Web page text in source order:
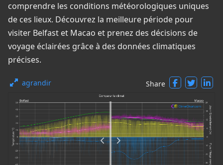
comprendre les conditions météorologiques uniques
de ces lieux. Découvrez la meilleure période pour
visiter Belfast et Macao et prenez des décisions de
voyage éclairées grâce à des données climatiques
précises.
agrandir Share